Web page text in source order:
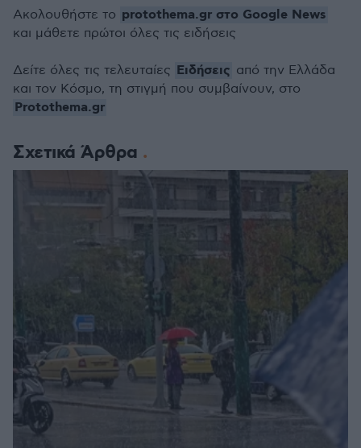
Σχετικά Άρθρα
Ακολουθήστε το protothema.gr στο Google News
και μάθετε πρώτοι όλες τις ειδήσεις
Δείτε όλες τις τελευταίες Ειδήσεις από την Ελλάδα
και τον Κόσμο, τη στιγμή που συμβαίνουν, στο
Protothema.gr